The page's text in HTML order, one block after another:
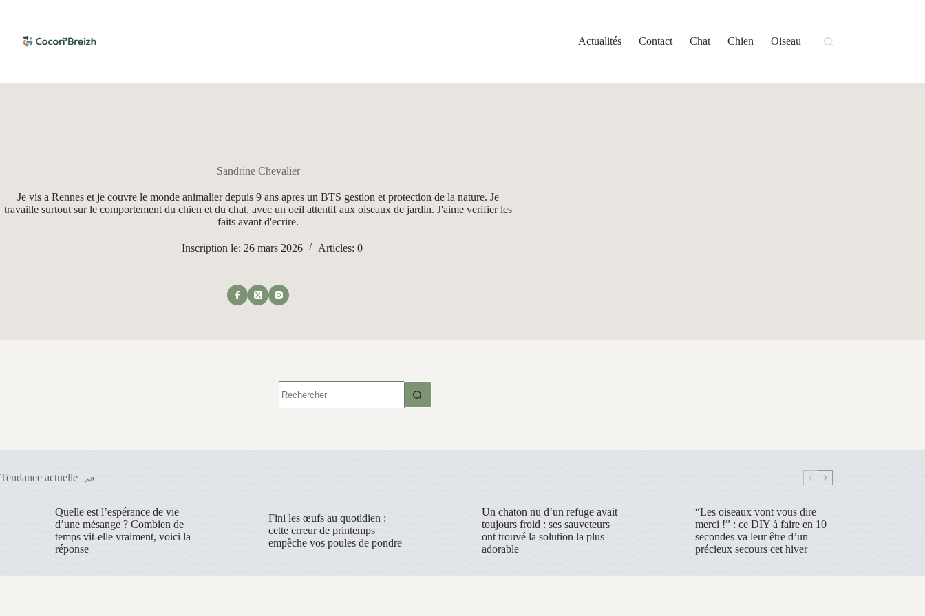
Actualités
Contact Chat Chien Oiseau
Sandrine Chevalier
Je vis a Rennes et je couvre le monde animalier depuis 9 ans apres un BTS gestion et protection de la nature. Je
travaille surtout sur le comportement du chien et du chat, avec un oeil attentif aux oiseaux de jardin. J'aime verifier les
faits avant d'ecrire.
Inscription le: 26 mars 2026 Articles: 0
résultat
Tendance actuelle
Quelle est l’espérance de vie
d’une mésange ? Combien de
temps vit-elle vraiment, voici la
réponse
Fini les œufs au quotidien :
cette erreur de printemps
empêche vos poules de pondre
Un chaton nu d’un refuge avait
toujours froid : ses sauveteurs
ont trouvé la solution la plus
adorable
“Les oiseaux vont vous dire
merci !” : ce DIY à faire en 10
secondes va leur être d’un
précieux secours cet hiver